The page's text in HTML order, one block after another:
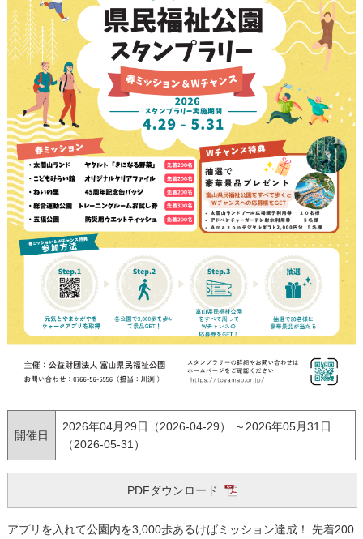
開催日
2026年04月29日（2026-04-29） ～2026年05月31日
（2026-05-31）
PDFダウンロード
アプリを入れて公園内を3,000歩あるけばミッション達成！ 先着200